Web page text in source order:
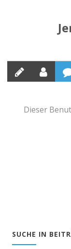
Dieser
SUCHE IN